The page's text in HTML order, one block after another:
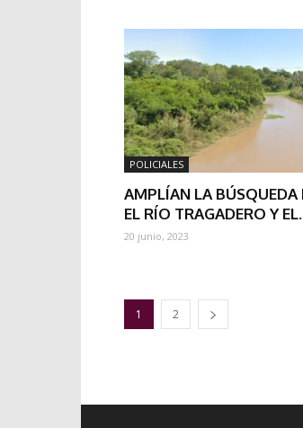
POLICIALES
AMPLÍAN LA BÚSQUEDA
EL RÍO TRAGADERO Y
20 junio, 2023
1 2